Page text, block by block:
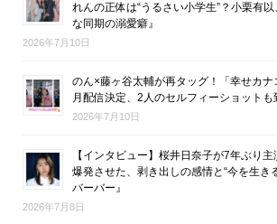
れんの正体は“うるさい小学生”？小栗有
な同期の溺愛癖』
2026年7月10日
のん×藤ヶ谷太輔が再タッグ！「幸せカ
月配信決定、2人のセルフィーショットも
2026年7月10日
【インタビュー】桜井日奈子が7年ぶり
爆発させた、剥き出しの感情と“今を生き
バーバー』
2026年7月8日